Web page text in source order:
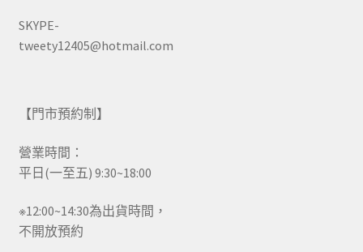
SKYPE-
tweety12405@hotmail.com
【門市預約制】
營業時間：
平日(一至五) 9:30~18:00
※12:00~14:30為出貨時間，
不開放預約